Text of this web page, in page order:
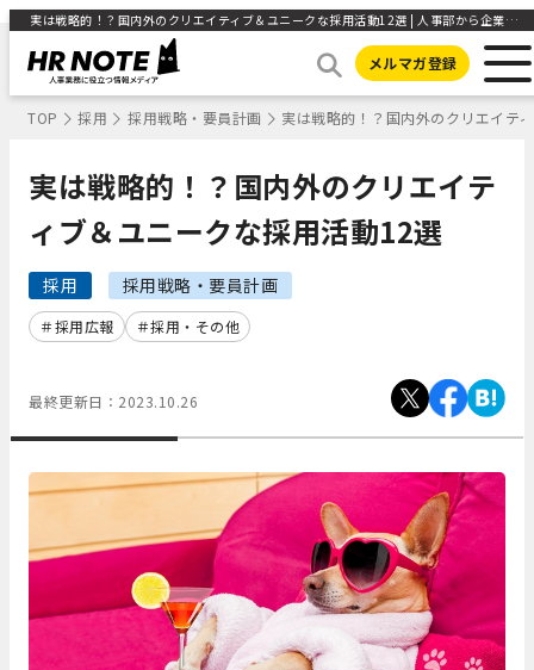
実は戦略的！？国内外のクリエイティブ＆ユニークな採用活動12選 | 人事部から企業成長を応援するメディアHR NOTE
メルマガ登録
TOP 採用 採用戦略・要員計画 実は戦略的！？国内外のクリエイテ
実は戦略的！？国内外のクリエイテ
ィブ＆ユニークな採用活動12選
採用 採用戦略・要員計画
採用広報 採用・その他
最終更新日： 2023.10.26